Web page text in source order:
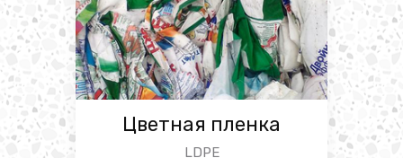
Цветная пленка
LDPE